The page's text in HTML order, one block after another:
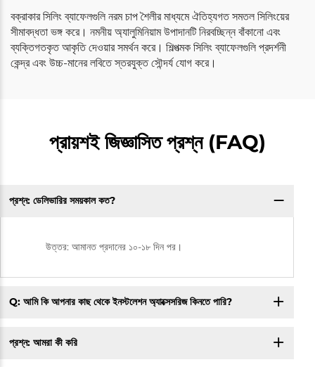
বক্রাকার সিলিং ব্যাফেলগুলি নরম চাপ শৈলীর মাধ্যমে ঐতিহ্যগত সমতল সিলিংয়ের
সীমাবদ্ধতা ভঙ্গ করে। নমনীয় অ্যালুমিনিয়াম উপাদানটি নিরবচ্ছিন্ন বাঁকানো এবং
ব্যক্তিগতকৃত আকৃতি দেওয়ার সমর্থন করে। শিল্পত্মক সিলিং ব্যাফেলগুলি প্রদর্শনী
কেন্দ্র এবং উচ্চ-মানের লবিতে স্তরযুক্ত সৌন্দর্য যোগ করে।
প্রায়শই জিজ্ঞাসিত প্রশ্ন (FAQ)
প্রশ্ন: ডেলিভারির সময়কাল কত?
উত্তর: আমানত প্রদানের ১০-১৮ দিন পর।
Q: আমি কি আপনার কাছ থেকে ইনস্টলেশন অ্যাক্সেসরিজ কিনতে পারি?
প্রশ্ন: আমরা কী করি